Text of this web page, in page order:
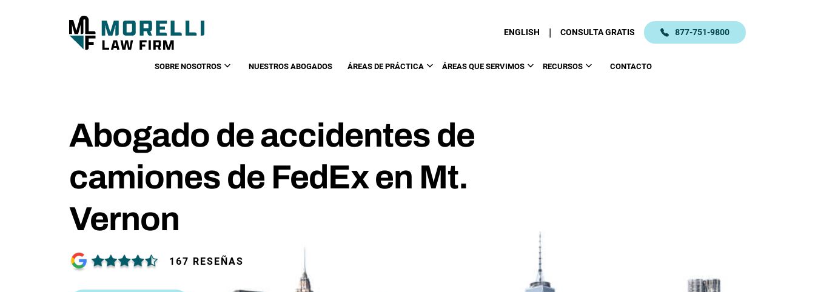
ENGLISH | CONSULTA GRATIS 877-751-9800
SOBRE NOSOTROS NUESTROS ABOGADOS ÁREAS DE PRÁCTICA ÁREAS QUE SERVIMOS RECURSOS CONTACTO
Abogado de accidentes de
camiones de FedEx en Mt.
Vernon
167 RESEÑAS